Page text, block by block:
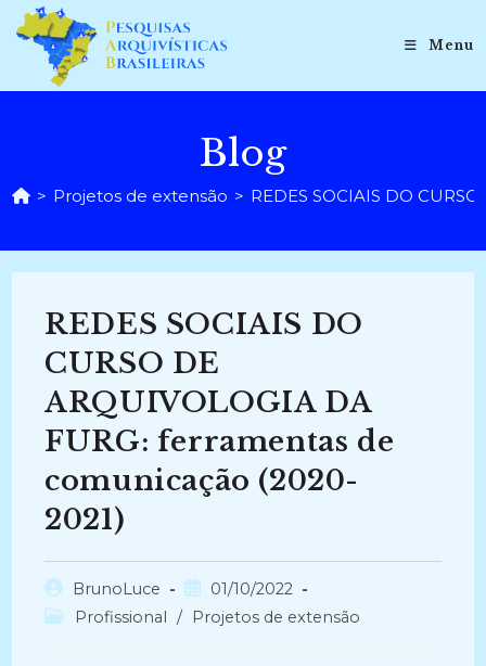
para
conteúdo
Menu
Blog
> Projetos de extensão > REDES SOCIAIS DO
REDES SOCIAIS DO
CURSO DE
ARQUIVOLOGIA DA
FURG: ferramentas de
comunicação (2020-
2021)
Autor
do
BrunoLuce
Post
publicado:
01/10/2022
Categoria
Profissional / Projetos de extensão